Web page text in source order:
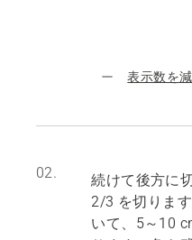
表示数を
02.
続けて後方に
2/3 を切りま
いて、5～10